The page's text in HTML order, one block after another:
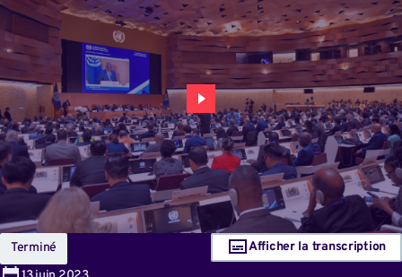
Terminé
Afficher la transcription